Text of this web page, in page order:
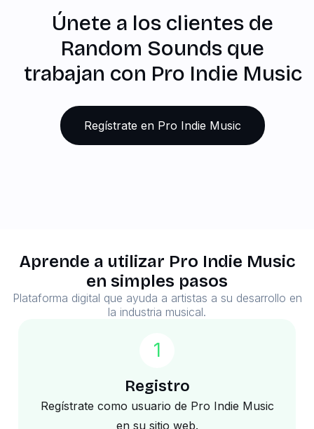
Únete a los clientes de
Random Sounds que
trabajan con Pro Indie Music
Regístrate en Pro Indie Music
Aprende a utilizar Pro Indie Music
en simples pasos
Plataforma digital que ayuda a artistas a su desarrollo en
la industria musical.
1
Registro
Regístrate como usuario de Pro Indie Music
en su sitio web.